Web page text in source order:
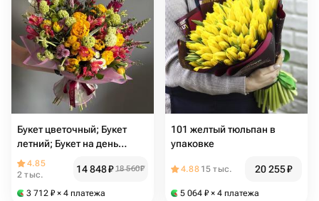
Букет цветочный; Букет
летний; Букет на день
рождения; Цветы; Букет;
4.85
2 тыс.
14 848₽ 18 560₽
3 712 ₽ × 4 платежа
101 желтый тюльпан в
упаковке
4.88 15 тыс. 20 255₽
5 064 ₽ × 4 платежа